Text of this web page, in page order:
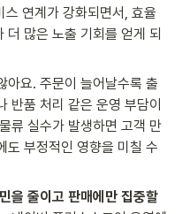
연계가 강화되면서, 효율
많은 노출 기회를 얻게 되
아요. 주문이 늘어날수록 출
반품 처리 같은 운영 부담이
류 실수가 발생하면 고객 만
도 부정적인 영향을 미칠 수
을 줄이고 판매에만 집중할